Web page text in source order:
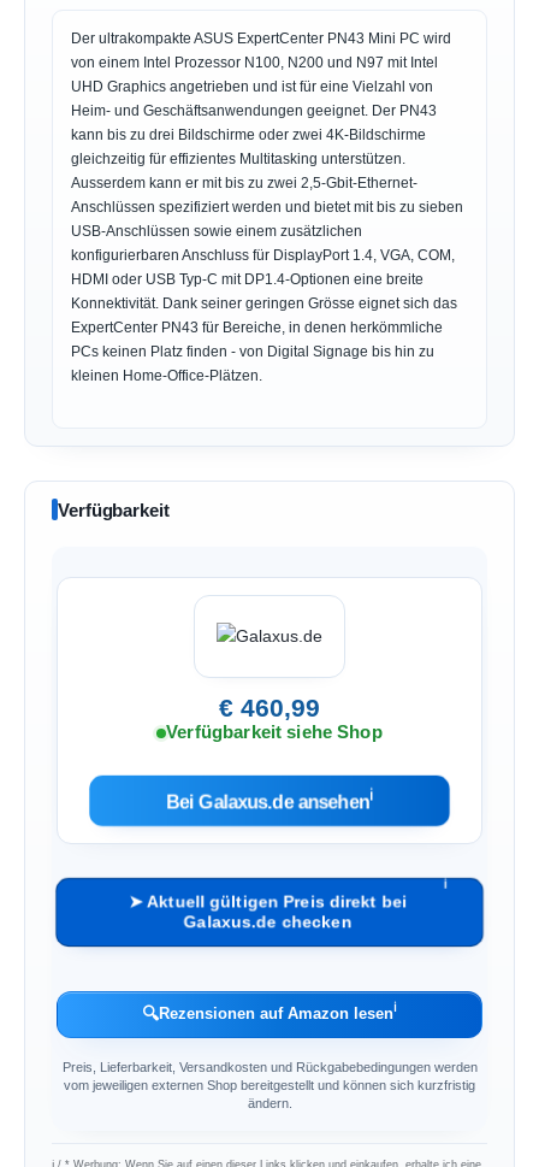
Der ultrakompakte ASUS ExpertCenter PN43 Mini PC wird
von einem Intel Prozessor N100, N200 und N97 mit Intel
UHD Graphics angetrieben und ist für eine Vielzahl von
Heim- und Geschäftsanwendungen geeignet. Der PN43
kann bis zu drei Bildschirme oder zwei 4K-Bildschirme
gleichzeitig für effizientes Multitasking unterstützen.
Ausserdem kann er mit bis zu zwei 2,5-Gbit-Ethernet-
Anschlüssen spezifiziert werden und bietet mit bis zu sieben
USB-Anschlüssen sowie einem zusätzlichen
konfigurierbaren Anschluss für DisplayPort 1.4, VGA, COM,
HDMI oder USB Typ-C mit DP1.4-Optionen eine breite
Konnektivität. Dank seiner geringen Grösse eignet sich das
ExpertCenter PN43 für Bereiche, in denen herkömmliche
PCs keinen Platz finden - von Digital Signage bis hin zu
kleinen Home-Office-Plätzen.
Verfügbarkeit
€ 460,99
Verfügbarkeit siehe Shop
Bei Galaxus.de ansehenℹ︎
➤ Aktuell gültigen Preis direkt bei
Galaxus.de checken
ℹ︎
🔍Rezensionen auf Amazon lesenℹ︎
Preis, Lieferbarkeit, Versandkosten und Rückgabebedingungen werden
vom jeweiligen externen Shop bereitgestellt und können sich kurzfristig
ändern.
ℹ︎ / * Werbung: Wenn Sie auf einen dieser Links klicken und einkaufen, erhalte ich eine